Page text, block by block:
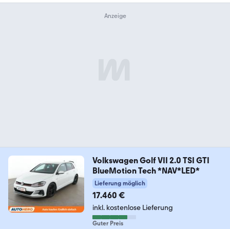
Volkswagen Golf VII 2.0 TSI GTI
BlueMotion Tech *NAV*LED*
Lieferung möglich
17.460 €
inkl. kostenlose Lieferung
Guter Preis